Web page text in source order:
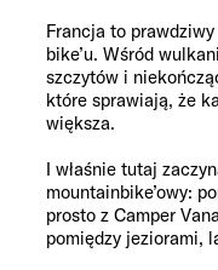
Francja to
bike’u. Wśród
szczytów i
które sprawiają, że
większa.
I właśnie tutaj
mountainbike’owy:
prosto z Camper
pomiędzy jeziorami,